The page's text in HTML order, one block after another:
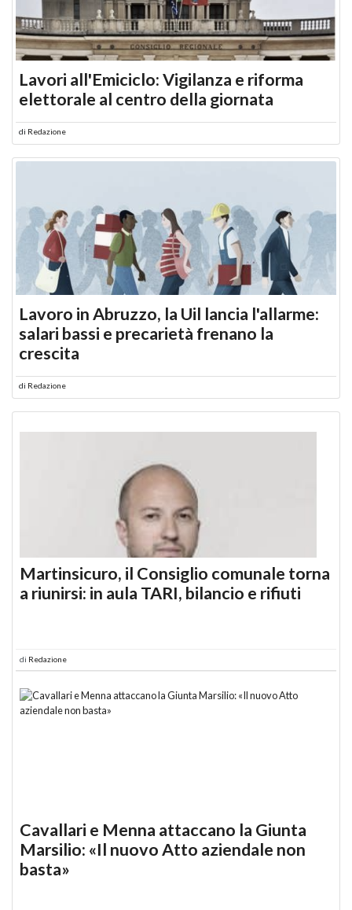
Lavori all'Emiciclo: Vigilanza e riforma
elettorale al centro della giornata
di Redazione
Lavoro in Abruzzo, la Uil lancia l'allarme:
salari bassi e precarietà frenano la
crescita
di Redazione
Martinsicuro, il Consiglio comunale torna
a riunirsi: in aula TARI, bilancio e rifiuti
di Redazione
Cavallari e Menna attaccano la Giunta
Marsilio: «Il nuovo Atto aziendale non
basta»